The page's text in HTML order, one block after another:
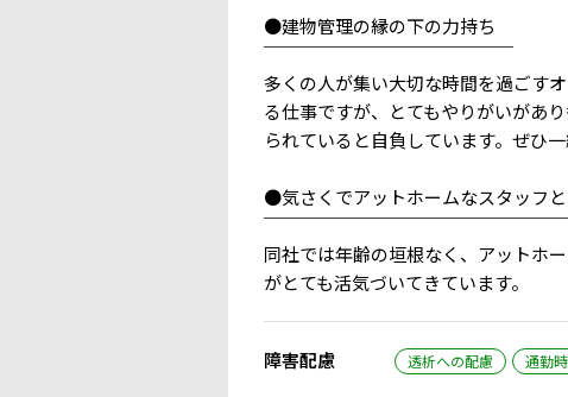
●建物管理の縁の下の力持ち
￣￣￣￣￣￣￣￣￣￣￣￣￣￣
多くの人が集い大切な時間を過ごす
る仕事ですが、とてもやりがいがあ
られていると自負しています。ぜひ
●気さくでアットホームなスタッフ
￣￣￣￣￣￣￣￣￣￣￣￣￣￣￣￣
同社では年齢の垣根なく、アットホ
がとても活気づいてきています。
障害配慮 透析への配慮 通勤